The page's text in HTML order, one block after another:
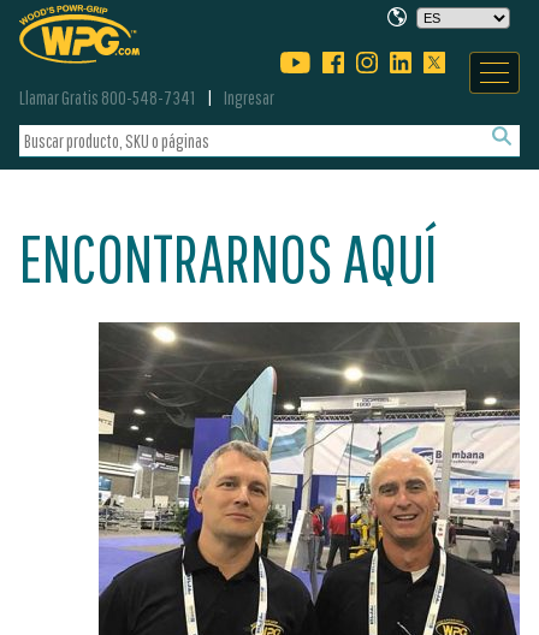
Llamar Gratis 800-548-7341 Ingresar
ENCONTRARNOS AQUÍ